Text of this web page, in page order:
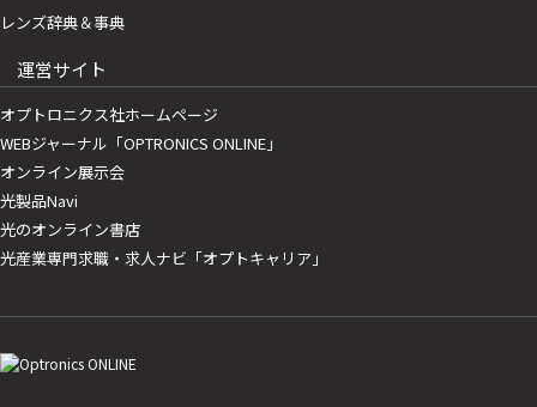
レンズ辞典＆事典
運営サイト
オプトロニクス社ホームページ
WEBジャーナル「OPTRONICS ONLINE」
オンライン展示会
光製品Navi
光のオンライン書店
光産業専門求職・求人ナビ「オプトキャリア」